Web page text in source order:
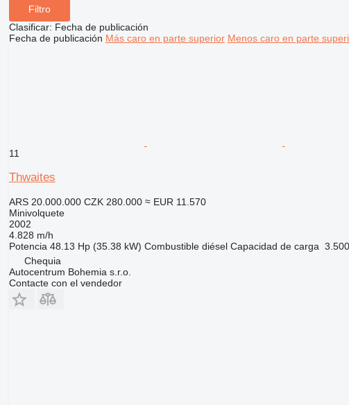
Filtro
Clasificar: Fecha de publicación
Fecha de publicación Más caro en parte superior Menos caro en parte
11
Thwaites
ARS 20.000.000 CZK 280.000 ≈ EUR 11.570
Minivolquete
2002
4.828 m/h
Potencia 48.13 Hp (35.38 kW) Combustible diésel Capacidad de carga
Chequia
Autocentrum Bohemia s.r.o.
Contacte con el vendedor